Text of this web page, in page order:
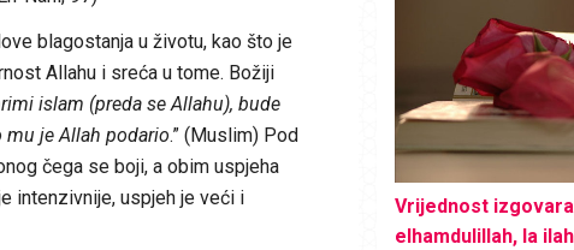
blagostanja u životu, kao što je
Allahu i sreća u tome. Božiji
islam (preda se Allahu), bude
je Allah podario.” (Muslim) Pod
čega se boji, a obim uspjeha
intenzivnije, uspjeh je veći i
Vrijednost
elhamdulillah, la